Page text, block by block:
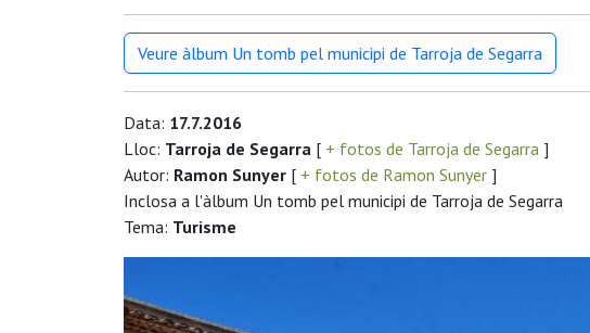
Veure àlbum Un tomb pel municipi de Tarroja de Segarra
Data: 17.7.2016
Lloc: Tarroja de Segarra [ + fotos de Tarroja de Segarra ]
Autor: Ramon Sunyer [ + fotos de Ramon Sunyer ]
Inclosa a l'àlbum Un tomb pel municipi de Tarroja de Segarra
Tema: Turisme